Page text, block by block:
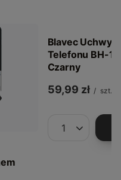
Blavec Uchwyt
Telefonu BH-
Czarny
59,99 zł / szt.
Ilość